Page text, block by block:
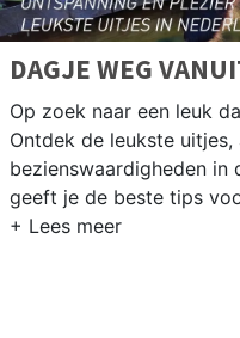
DAGJE WEG
Op zoek naar een leuk
Ontdek de leukste
bezienswaardigheden in
geeft je de beste tips